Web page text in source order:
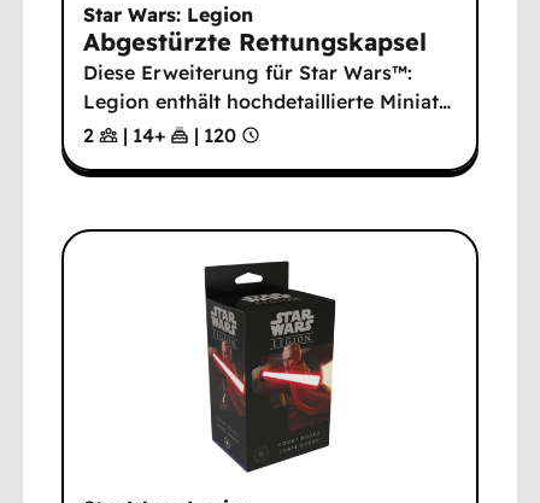
Star Wars: Legion
Abgestürzte Rettungskapsel
Diese Erweiterung für Star Wars™:
Legion enthält hochdetaillierte Miniat…
2
| 14+ | 120